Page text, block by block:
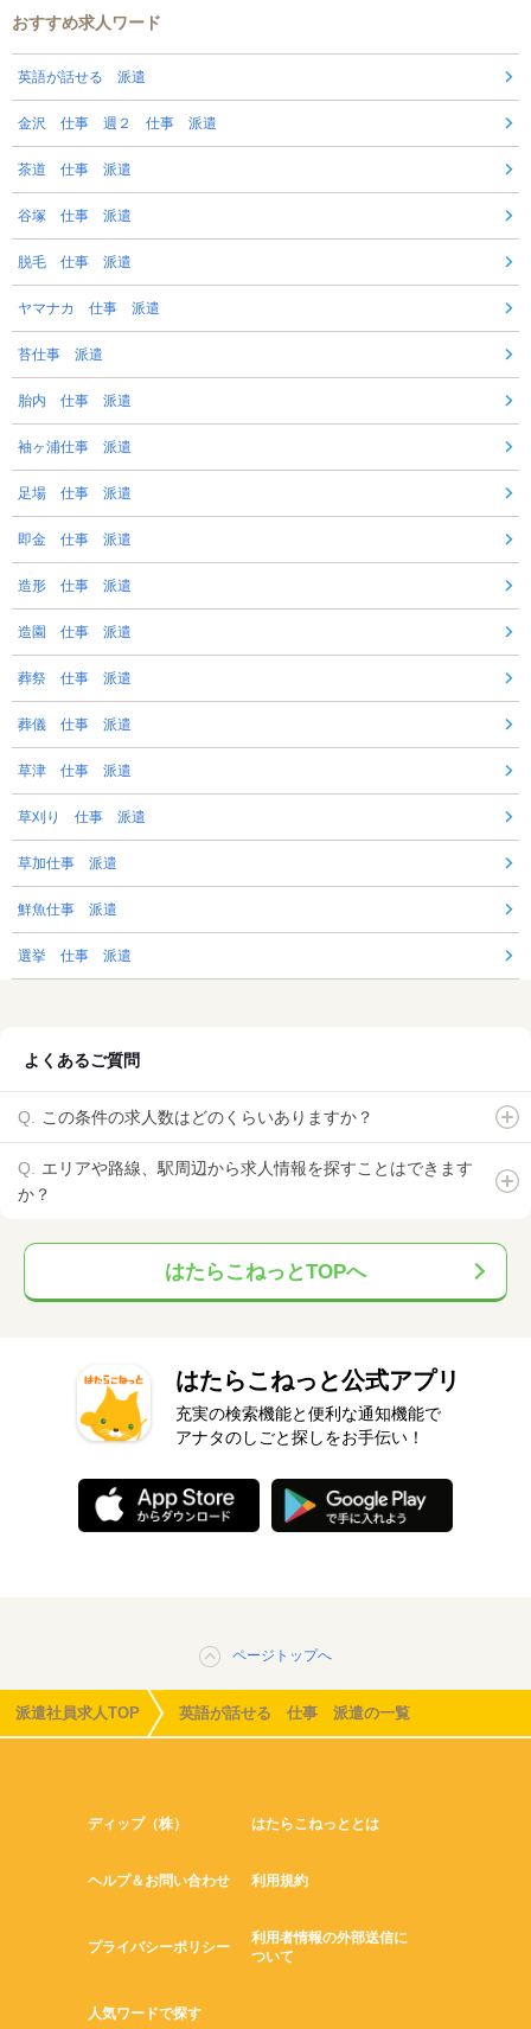
おすすめ求人ワード
英語が話せる 派遣
金沢 仕事 週２ 仕事 派遣
茶道 仕事 派遣
谷塚 仕事 派遣
脱毛 仕事 派遣
ヤマナカ 仕事 派遣
苔仕事 派遣
胎内 仕事 派遣
袖ヶ浦仕事 派遣
足場 仕事 派遣
即金 仕事 派遣
造形 仕事 派遣
造園 仕事 派遣
葬祭 仕事 派遣
葬儀 仕事 派遣
草津 仕事 派遣
草刈り 仕事 派遣
草加仕事 派遣
鮮魚仕事 派遣
選挙 仕事 派遣
よくあるご質問
この条件の求人数はどのくらいありますか？
エリアや路線、駅周辺から求人情報を探すことはできます
か？
はたらこねっとTOPへ
はたらこねっと公式アプリ
充実の検索機能と便利な通知機能で
アナタのしごと探しをお手伝い！
ページトップへ
派遣社員求人TOP 英語が話せる 仕事 派遣の一覧
ディップ（株） はたらこねっととは
ヘルプ＆お問い合わせ 利用規約
プライバシーポリシー
利用者情報の外部送信に
ついて
人気ワードで探す